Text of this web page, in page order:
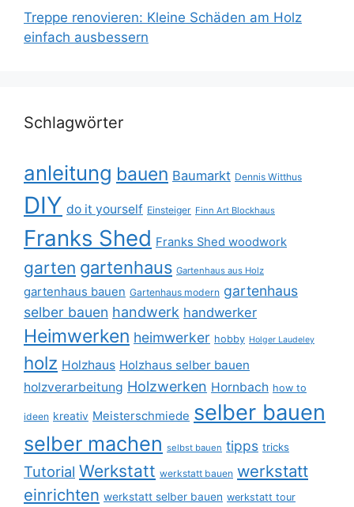
Treppe renovieren: Kleine Schäden am Holz
einfach ausbessern
Schlagwörter
anleitung bauen Baumarkt Dennis Witthus
DIY do it yourself Einsteiger Finn Art Blockhaus
Franks Shed Franks Shed woodwork
garten gartenhaus Gartenhaus aus Holz
gartenhaus bauen Gartenhaus modern gartenhaus
selber bauen handwerk handwerker
Heimwerken heimwerker hobby Holger Laudeley
holz Holzhaus Holzhaus selber bauen
holzverarbeitung Holzwerken Hornbach how to
ideen kreativ Meisterschmiede selber bauen
selber machen selbst bauen tipps tricks
Tutorial Werkstatt werkstatt bauen werkstatt
einrichten werkstatt selber bauen werkstatt tour